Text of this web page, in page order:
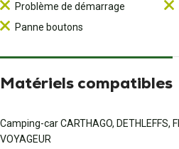
Problème de démarrage
Panne boutons
Matériels compatibles
Camping-car CARTHAGO, DETHLEFFS,
VOYAGEUR